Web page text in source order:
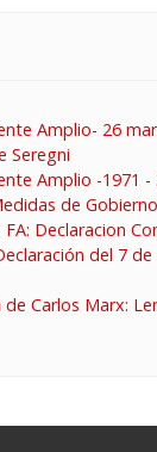
Amplio- 26
Seregni
Amplio -1971 -
de Gobierno
FA: Declaracion
del 7
Carlos Marx: